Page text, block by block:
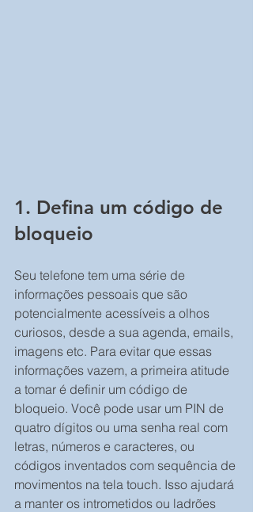
1. Defina um código de
bloqueio
Seu telefone tem uma série de
informações pessoais que são
potencialmente acessíveis a olhos
curiosos, desde a sua agenda, emails,
imagens etc. Para evitar que essas
informações vazem, a primeira atitude
a tomar é definir um código de
bloqueio. Você pode usar um PIN de
quatro dígitos ou uma senha real com
letras, números e caracteres, ou
códigos inventados com sequência de
movimentos na tela touch. Isso ajudará
a manter os intrometidos ou ladrões